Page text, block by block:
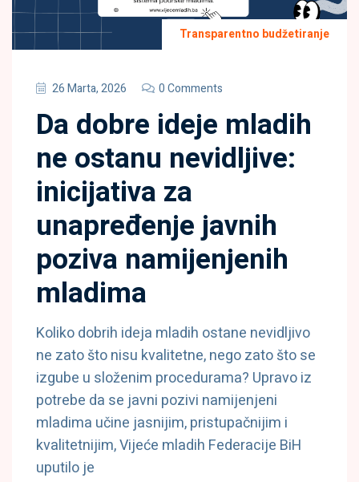
Transparentno budžetiranje
26 Marta, 2026 0 Comments
Da dobre ideje mladih
ne ostanu nevidljive:
inicijativa za
unapređenje javnih
poziva namijenjenih
mladima
Koliko dobrih ideja mladih ostane nevidljivo
ne zato što nisu kvalitetne, nego zato što se
izgube u složenim procedurama? Upravo iz
potrebe da se javni pozivi namijenjeni
mladima učine jasnijim, pristupačnijim i
kvalitetnijim, Vijeće mladih Federacije BiH
uputilo je